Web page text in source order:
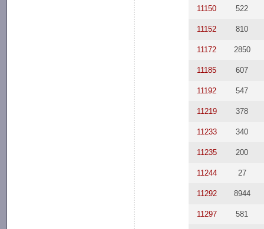
11150 522
11152 810
11172 2850
11185 607
11192 547
11219 378
11233 340
11235 200
11244 27
11292 8944
11297 581